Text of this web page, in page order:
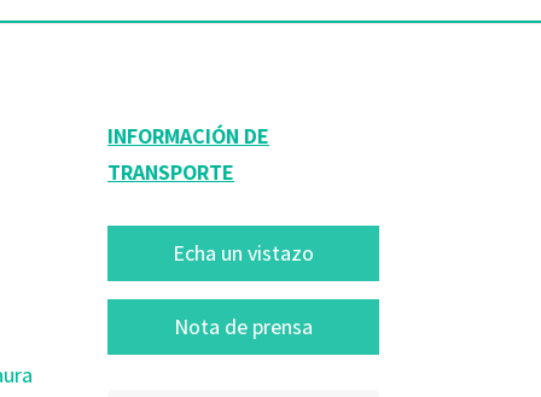
INFORMACIÓN DE
TRANSPORTE
Echa un vistazo
Nota de prensa